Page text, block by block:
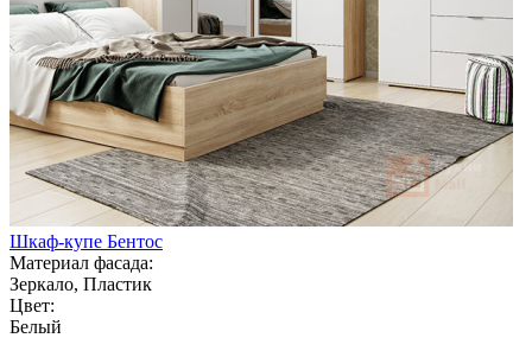
Шкаф-купе Бентос
Материал фасада:
Зеркало, Пластик
Цвет:
Белый